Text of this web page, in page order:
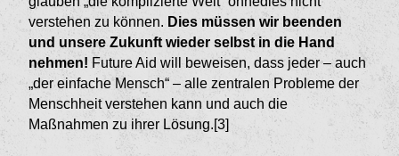
verstehen zu können. Dies müssen wir beenden
und unsere Zukunft wieder selbst in die Hand
nehmen! Future Aid will beweisen, dass jeder – auch
„der einfache Mensch“ – alle zentralen Probleme der
Menschheit verstehen kann und auch die
Maßnahmen zu ihrer Lösung.[3]